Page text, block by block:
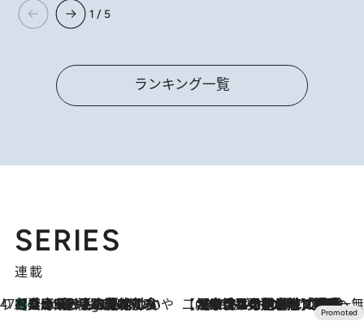
1 / 5
ランキング一覧
SERIES
連載
47都道府県の手みやげ ひんやりスイーツで夏を満喫
3 Hours Ago
【兵庫県】この夏絶対食べたい 冷やしておいしいおやつ3選 淡路島の恵みをジェラートに集約 【CREA×星野リゾート】唯一無二。癒しと発見が待つ場所へ
2026.8.7
【トンボの足水浴】ヒノキの香りに包まれて涼感マックス！約13℃の湧水かけ流しを避暑地「星野温泉 トンボの湯」で体験